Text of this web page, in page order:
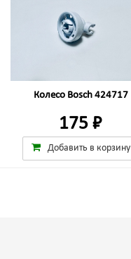
Колесо Bosch 424717
175 ₽
Добавить в корзину